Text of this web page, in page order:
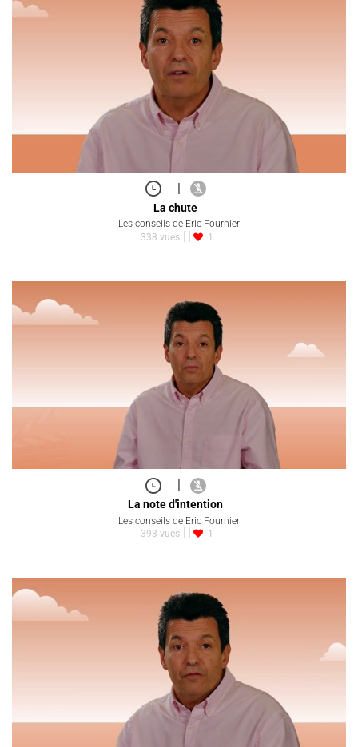
|
La chute
Les conseils de Eric Fournier
338 vues
1
|
La note d'intention
Les conseils de Eric Fournier
393 vues
1